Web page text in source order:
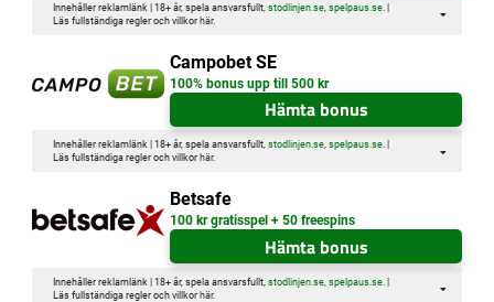
Innehåller reklamlänk | 18+ år, spela ansvarsfullt, stodlinjen.se, spelpaus.se. |
Läs fullständiga regler och villkor här.
Campobet SE
100% bonus upp till 500 kr
Hämta bonus
Innehåller reklamlänk | 18+ år, spela ansvarsfullt, stodlinjen.se, spelpaus.se. |
Läs fullständiga regler och villkor här.
Betsafe
100 kr gratisspel + 50 freespins
Hämta bonus
Innehåller reklamlänk | 18+ år, spela ansvarsfullt, stodlinjen.se, spelpaus.se. |
Läs fullständiga regler och villkor här.